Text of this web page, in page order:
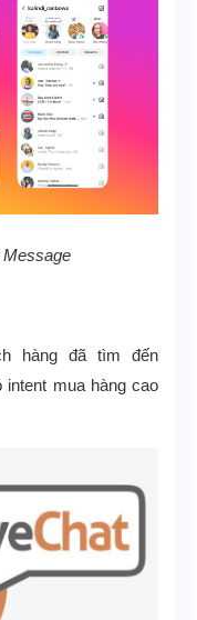
Message
hàng đã tìm đến
mua hàng cao